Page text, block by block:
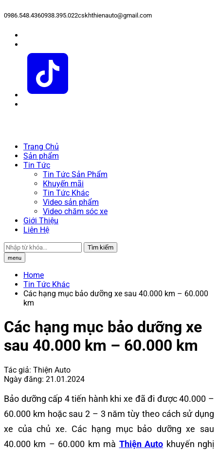
0986.548.4360938.395.022cskhthienauto@gmail.com
Trang Chủ
Sản phẩm
Tin Tức
Tin Tức Sản Phẩm
Khuyến mãi
Tin Tức Khác
Video sản phẩm
Video chăm sóc xe
Giới Thiệu
Liên Hệ
Tìm kiếm
menu
Home
Tin Tức Khác
Các hạng mục bảo dưỡng xe sau 40.000 km – 60.000
km
Các hạng mục bảo dưỡng xe
sau 40.000 km – 60.000 km
Tác giả: Thiện Auto
Ngày đăng: 21.01.2024
Bảo dưỡng cấp 4 tiến hành khi xe đã đi được 40.000 –
60.000 km hoặc sau 2 – 3 năm tùy theo cách sử dụng
xe của chủ xe. Các hạng mục bảo dưỡng xe sau
40.000 km – 60.000 km mà Thiện Auto khuyến nghị